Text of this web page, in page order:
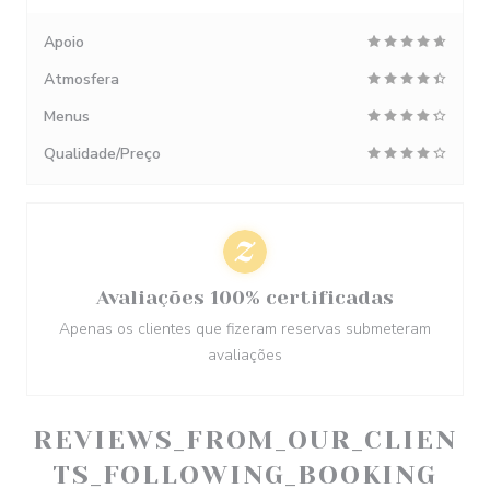
REVIEWS_FROM_OUR_CLIEN
TS_FOLLOWING_BOOKING
Apoio
Atmosfera
Menus
Qualidade/Preço
Avaliações 100% certificadas
Apenas os clientes que fizeram reservas submeteram
avaliações